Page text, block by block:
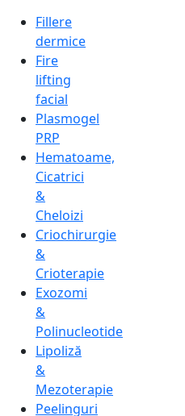
Fillere
dermice
Fire
lifting
facial
Plasmogel
PRP
Hematoame,
Cicatrici
&
Cheloizi
Criochirurgie
&
Crioterapie
Exozomi
&
Polinucleotide
Lipoliză
&
Mezoterapie
Peelinguri